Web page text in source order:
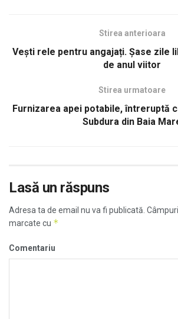
Stirea anterioara
Vești rele pentru angajați. Șase zile
de anul viitor
Stirea urmatoare
Furnizarea apei potabile, întreruptă
Subdura din Baia
Lasă un răspuns
Adresa ta de email nu va fi publicată.
marcate cu *
Comentariu